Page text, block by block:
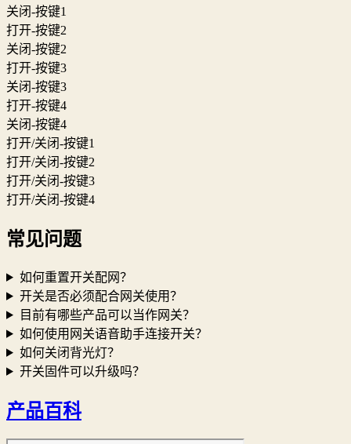
关闭-按键1
打开-按键2
关闭-按键2
打开-按键3
关闭-按键3
打开-按键4
关闭-按键4
打开/关闭-按键1
打开/关闭-按键2
打开/关闭-按键3
打开/关闭-按键4
常见问题
如何重置开关配网？
开关是否必须配合网关使用？
目前有哪些产品可以当作网关？
如何使用网关语音助手连接开关？
如何关闭背光灯？
开关固件可以升级吗？
产品百科